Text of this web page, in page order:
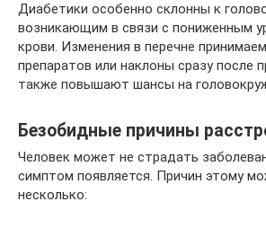
Диабетики особенно склонны к
возникающим в связи с пониженным
крови. Изменения в перечне
препаратов или наклоны сразу после
также повышают шансы на
Безобидные причины
Человек может не страдать
симптом появляется. Причин этому
несколько: